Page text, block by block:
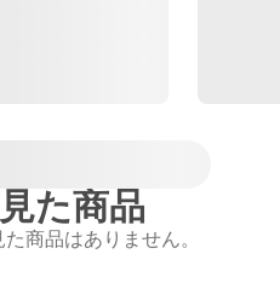
た商品
商品はありません。